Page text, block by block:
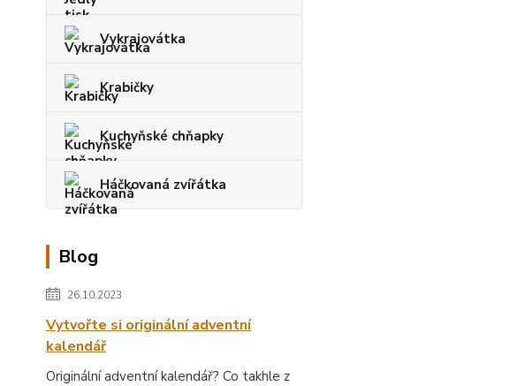
Vykrajovátka
Krabičky
Kuchyňské chňapky
Háčkovaná zvířátka
Blog
26.10.2023
Vytvořte si originální adventní
kalendář
Originální adventní kalendář? Co takhle z